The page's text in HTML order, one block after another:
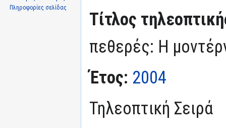
Τίτλος
πεθερές: Η
Έτος: 2004
Τηλεοπτική Σειρά
Πληροφορίες σελίδας